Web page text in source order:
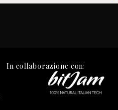
In collaborazione con: